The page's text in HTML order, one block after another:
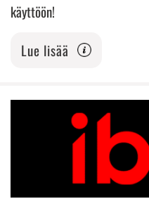
käyttöön!
Lue lisää